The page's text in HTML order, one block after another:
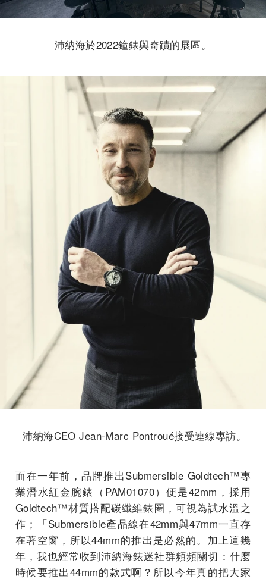
沛納海於2022鐘錶與奇蹟的展區。
沛納海CEO Jean-Marc Pontroué接受連線專訪。
而在一年前，品牌推出Submersible Goldtech™專
業潛水紅金腕錶（PAM01070）便是42mm，採用
Goldtech™材質搭配碳纖維錶圈，可視為試水溫之
作；「Submersible產品線在42mm與47mm一直存
在著空窗，所以44mm的推出是必然的。加上這幾
年，我也經常收到沛納海錶迷社群頻頻關切：什麼
時候要推出44mm的款式啊？所以今年真的把大家